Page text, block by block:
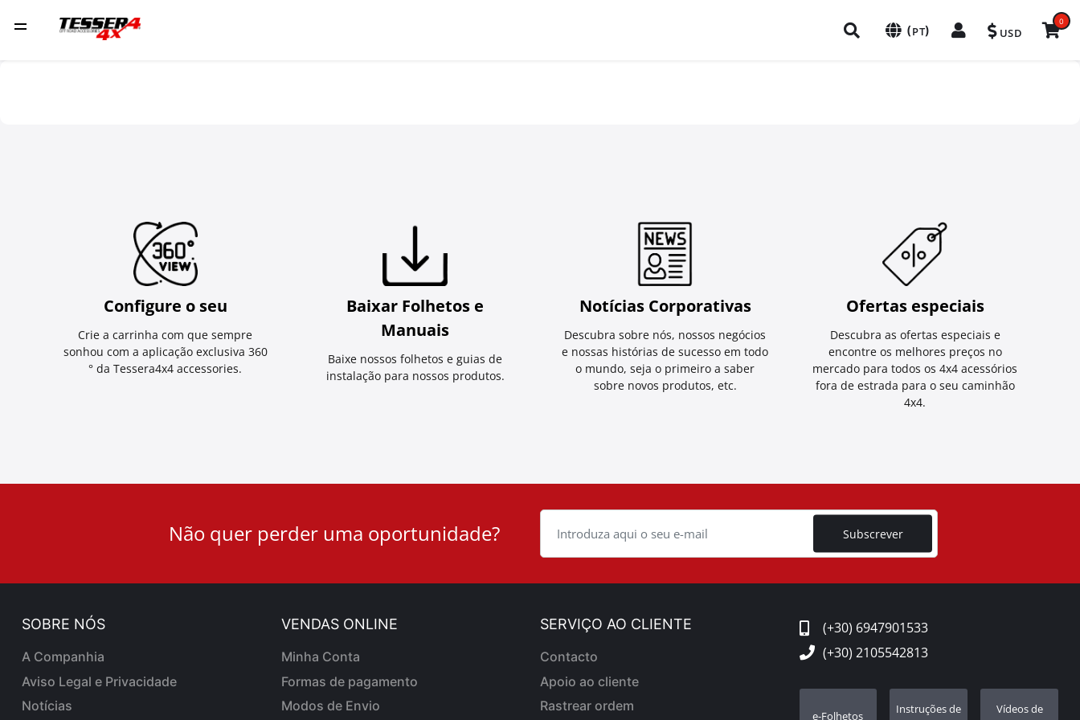
(PT) USD
0
Configure o seu
Crie a carrinha com que sempre
sonhou com a aplicação exclusiva 360
° da Tessera4x4 accessories.
Baixar Folhetos e
Manuais
Baixe nossos folhetos e guias de
instalação para nossos produtos.
Notícias Corporativas
Descubra sobre nós, nossos negócios
e nossas histórias de sucesso em todo
o mundo, seja o primeiro a saber
sobre novos produtos, etc.
Ofertas especiais
Descubra as ofertas especiais e
encontre os melhores preços no
mercado para todos os 4x4 acessórios
fora de estrada para o seu caminhão
4x4.
Não quer perder uma oportunidade? Subscrever
SOBRE NÓS
A Companhia
Aviso Legal e Privacidade
Notícias
VENDAS ONLINE
Minha Conta
Formas de pagamento
Modos de Enviο
SERVIÇO AO CLIENTE
Contacto
Apoio ao cliente
Rastrear ordem
(+30) 6947901533
(+30) 2105542813
e-Folhetos
Instruções de
Vídeos de